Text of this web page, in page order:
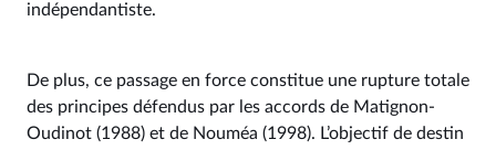
indépendantiste.
De plus, ce passage en force constitue une rupture totale
des principes défendus par les accords de Matignon-
Oudinot (1988) et de Nouméa (1998). L’objectif de destin